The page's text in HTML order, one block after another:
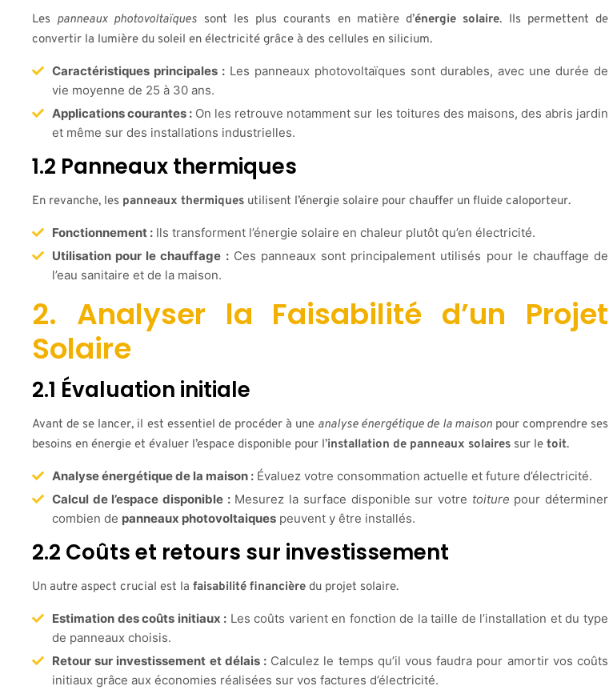
Les panneaux photovoltaïques sont les plus courants en matière d’énergie solaire. Ils permettent de
convertir la lumière du soleil en électricité grâce à des cellules en silicium.
Caractéristiques principales : Les panneaux photovoltaïques sont durables, avec une durée de
vie moyenne de 25 à 30 ans.
Applications courantes : On les retrouve notamment sur les toitures des maisons, des abris jardin
et même sur des installations industrielles.
1.2 Panneaux thermiques
En revanche, les panneaux thermiques utilisent l’énergie solaire pour chauffer un fluide caloporteur.
Fonctionnement : Ils transforment l’énergie solaire en chaleur plutôt qu’en électricité.
Utilisation pour le chauffage :Ces panneaux sont principalement utilisés pour le chauffage de
l’eau sanitaire et de la maison.
2. Analyser la Faisabilité d’un Projet
Solaire
2.1 Évaluation initiale
Avant de se lancer, il est essentiel de procéder à une analyse énergétique de la maisonpour comprendre ses
besoins en énergie et évaluer l’espace disponible pour l’installation de panneaux solaires sur le toit.
Analyse énergétique de la maison : Évaluez votre consommation actuelle et future d’électricité.
Calcul de l’espace disponible :Mesurez la surface disponible sur votre toiture pour déterminer
combien de panneaux photovoltaiques peuvent y être installés.
2.2 Coûts et retours sur investissement
Un autre aspect crucial est la faisabilité financière du projet solaire.
Estimation des coûts initiaux : Les coûts varient en fonction de la taille de l’installation et du type
de panneaux choisis.
Retour sur investissement et délais : Calculez le temps qu’il vous faudra pour amortir vos coûts
initiaux grâce aux économies réalisées sur vos factures d’électricité.